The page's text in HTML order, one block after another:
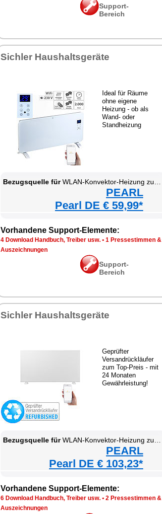
Support-
Bereich
Sichler Haushaltsgeräte
Ideal für Räume
ohne eigene
Heizung - ob als
Wand- oder
Standheizung
Bezugsquelle fürWLAN-Konvektor-Heizung zur Wand- und Standmontage
PEARL
Pearl DE € 59,99*
Vorhandene Support-Elemente:
4 Download Handbuch, Treiber usw. • 1 Pressestimmen &
Auszeichnungen
Support-
Bereich
Sichler Haushaltsgeräte
Geprüfter
Versandrückläufer
zum Top-Preis - mit
24 Monaten
Gewährleistung!
Bezugsquelle fürWLAN-Konvektor-Heizung zur Wand- und Standmontage
PEARL
Pearl DE € 103,23*
Vorhandene Support-Elemente:
6 Download Handbuch, Treiber usw. • 2 Pressestimmen &
Auszeichnungen